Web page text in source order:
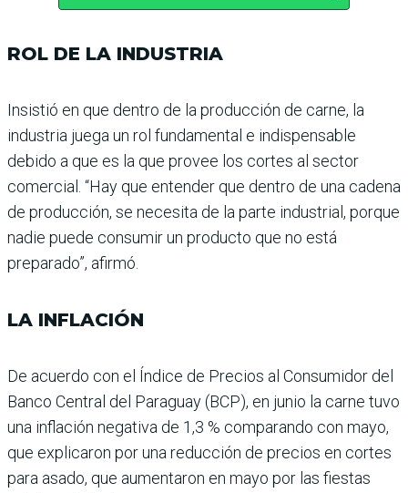
ROL DE LA INDUSTRIA
Insistió en que dentro de la producción de carne, la
indus­tria juega un rol fundamen­tal e indispensable
debido a que es la que provee los cor­tes al sector
comercial. “Hay que entender que dentro de una cadena
de producción, se necesita de la parte indus­trial, porque
nadie puede consumir un producto que no está
preparado”, afirmó.
LA INFLACIÓN
De acuerdo con el Índice de Precios al Consumidor del
Banco Central del Paraguay (BCP), en junio la carne tuvo
una inflación negativa de 1,3 % comparando con mayo,
que explicaron por una reduc­ción de precios en cortes
para asado, que aumentaron en mayo por las fiestas